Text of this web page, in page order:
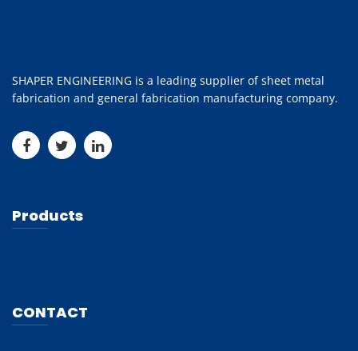
SHAPER ENGINEERING is a leading supplier of sheet metal
fabrication and general fabrication manufacturing company.
Products
CONTACT